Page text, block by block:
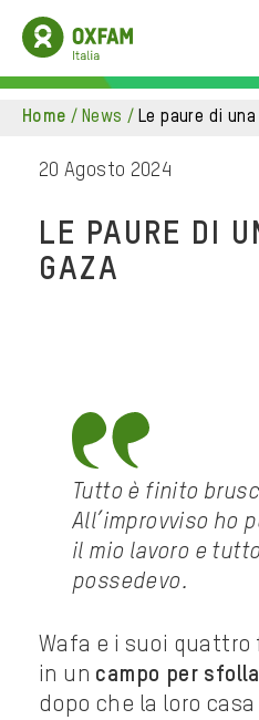
home / news / le paure di
20 Agosto 2024
LE PAURE DI
GAZA
Tutto è finito
All’improvviso ho
il mio lavoro e
possedevo.
Wafa e i suoi quattro
in un campo per
dopo che la loro